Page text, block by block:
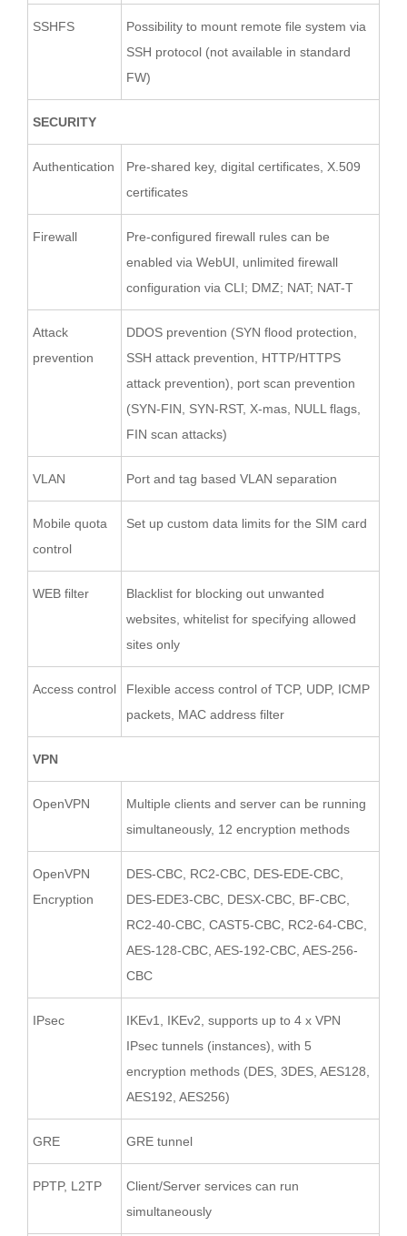
SSHFS
Possibility to mount remote file system via
SSH protocol (not available in standard
FW)
SECURITY
Authentication
Pre-shared key, digital certificates, X.509
certificates
Firewall
Pre-configured firewall rules can be
enabled via WebUI, unlimited firewall
configuration via CLI; DMZ; NAT; NAT-T
Attack
prevention
DDOS prevention (SYN flood protection,
SSH attack prevention, HTTP/HTTPS
attack prevention), port scan prevention
(SYN-FIN, SYN-RST, X-mas, NULL flags,
FIN scan attacks)
VLAN Port and tag based VLAN separation
Mobile quota
control
Set up custom data limits for the SIM card
WEB filter
Blacklist for blocking out unwanted
websites, whitelist for specifying allowed
sites only
Access control
Flexible access control of TCP, UDP, ICMP
packets, MAC address filter
VPN
OpenVPN
Multiple clients and server can be running
simultaneously, 12 encryption methods
OpenVPN
Encryption
DES-CBC, RC2-CBC, DES-EDE-CBC,
DES-EDE3-CBC, DESX-CBC, BF-CBC,
RC2-40-CBC, CAST5-CBC, RC2-64-CBC,
AES-128-CBC, AES-192-CBC, AES-256-
CBC
IPsec
IKEv1, IKEv2, supports up to 4 x VPN
IPsec tunnels (instances), with 5
encryption methods (DES, 3DES, AES128,
AES192, AES256)
GRE GRE tunnel
PPTP, L2TP
Client/Server services can run
simultaneously